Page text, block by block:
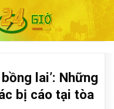
lai’: Những
bị cáo tại tòa